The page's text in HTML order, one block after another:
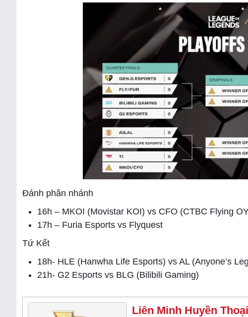
Đánh phân nhánh
16h – MKOI (Movistar KOI) vs CFO (CTBC Flying
17h – Furia Esports vs Flyquest
Tứ Kết
18h- HLE (Hanwha Life Esports) vs AL (Anyone’s
21h- G2 Esports vs BLG (Bilibili Gaming)
Liên Minh Huyền Thoại